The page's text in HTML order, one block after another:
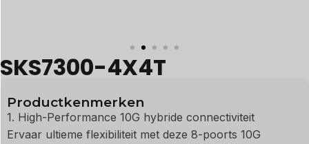
SKS7300-4X4T
Productkenmerken
1. High-Performance 10G hybride connectiviteit
Ervaar ultieme flexibiliteit met deze 8-poorts 10G